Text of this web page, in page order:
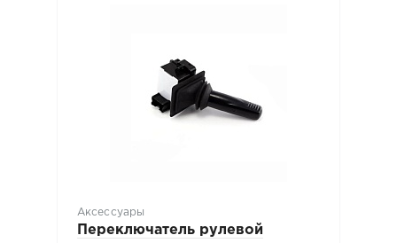
Аксессуары
Переключатель рулевой